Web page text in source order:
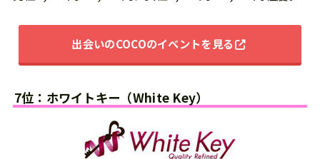
出会いのCOCOのイベントを見る
7位：ホワイトキー（White Key）